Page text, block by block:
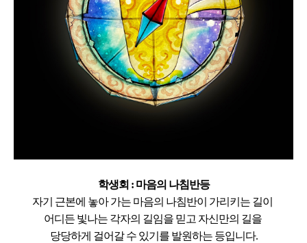
학생회 : 마음의 나침반등
자기 근본에 놓아 가는 마음의 나침반이 가리키는 길이
어디든 빛나는 각자의 길임을 믿고 자신만의 길을
당당하게 걸어갈 수 있기를 발원하는 등입니다.